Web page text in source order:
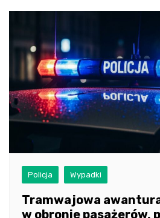
Policja Wypadki
Tramwajowa
w obronie pasażerów,